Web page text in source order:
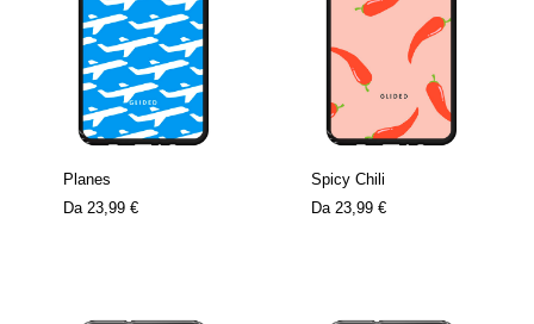
Planes
Da 23,99 €
Spicy Chili
Da 23,99 €